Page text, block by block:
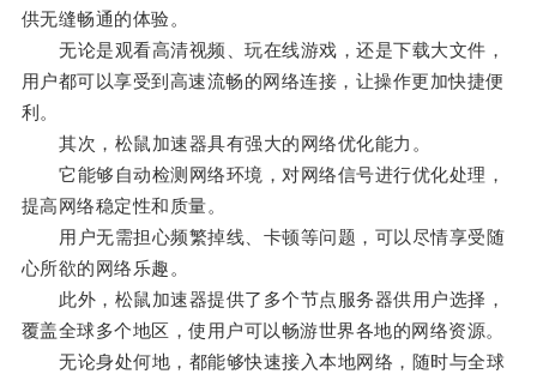
供无缝畅通的体验。
无论是观看高清视频、玩在线游戏，还是下载大文件，
用户都可以享受到高速流畅的网络连接，让操作更加快捷便
利。
其次，松鼠加速器具有强大的网络优化能力。
它能够自动检测网络环境，对网络信号进行优化处理，
提高网络稳定性和质量。
用户无需担心频繁掉线、卡顿等问题，可以尽情享受随
心所欲的网络乐趣。
此外，松鼠加速器提供了多个节点服务器供用户选择，
覆盖全球多个地区，使用户可以畅游世界各地的网络资源。
无论身处何地，都能够快速接入本地网络，随时与全球